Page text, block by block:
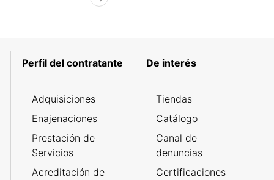
Perfil del contratante
Adquisiciones
Enajenaciones
Prestación de
Servicios
Acreditación de
De interés
Tiendas
Catálogo
Canal de
denuncias
Certificaciones